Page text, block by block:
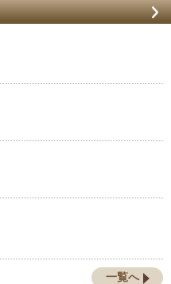
一覧へ